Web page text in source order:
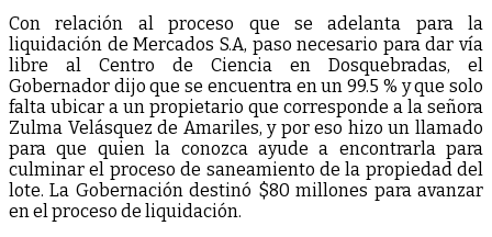
Con relación al proceso que se adelanta para la
liquidación de Mercados S.A, paso necesario para dar vía
libre al Centro de Ciencia en Dosquebradas, el
Gobernador dijo que se encuentra en un 99.5 % y que solo
falta ubicar a un propietario que corresponde a la señora
Zulma Velásquez de Amariles, y por eso hizo un llamado
para que quien la conozca ayude a encontrarla para
culminar el proceso de saneamiento de la propiedad del
lote. La Gobernación destinó $80 millones para avanzar
en el proceso de liquidación.